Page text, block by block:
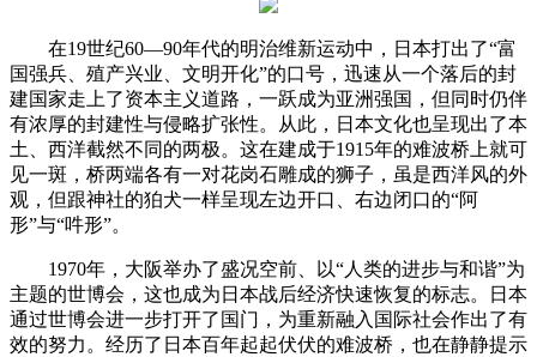
在19世纪60—90年代的明治维新运动中，日本打出了“富
国强兵、殖产兴业、文明开化”的口号，迅速从一个落后的封
建国家走上了资本主义道路，一跃成为亚洲强国，但同时仍伴
有浓厚的封建性与侵略扩张性。从此，日本文化也呈现出了本
土、西洋截然不同的两极。这在建成于1915年的难波桥上就可
见一斑，桥两端各有一对花岗石雕成的狮子，虽是西洋风的外
观，但跟神社的狛犬一样呈现左边开口、右边闭口的“阿
形”与“吽形”。
1970年，大阪举办了盛况空前、以“人类的进步与和谐”为
主题的世博会，这也成为日本战后经济快速恢复的标志。日本
通过世博会进一步打开了国门，为重新融入国际社会作出了有
效的努力。经历了日本百年起起伏伏的难波桥，也在静静提示